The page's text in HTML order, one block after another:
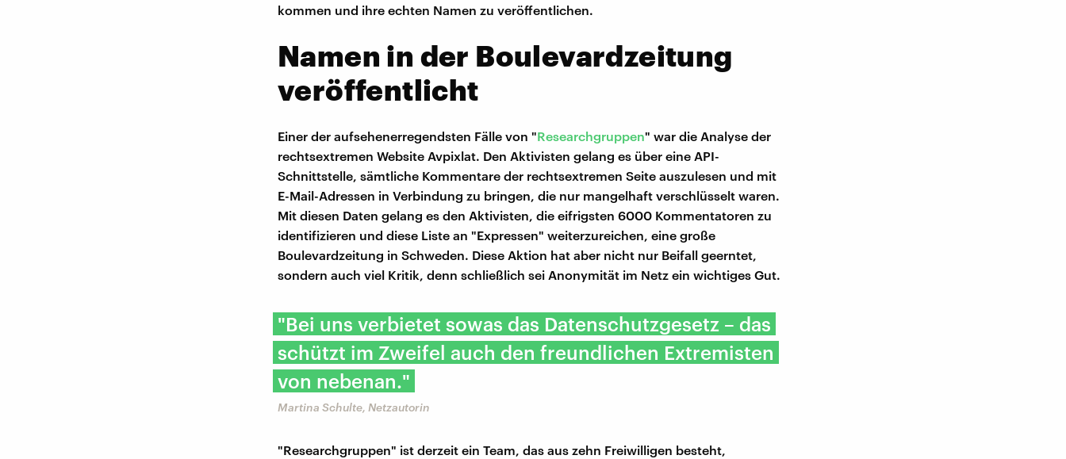
kommen und ihre echten Namen zu veröffentlichen.
Namen in der Boulevardzeitung
veröffentlicht
Einer der aufsehenerregendsten Fälle von "Researchgruppen" war die Analyse der
rechtsextremen Website Avpixlat. Den Aktivisten gelang es über eine API-
Schnittstelle, sämtliche Kommentare der rechtsextremen Seite auszulesen und mit
E-Mail-Adressen in Verbindung zu bringen, die nur mangelhaft verschlüsselt waren.
Mit diesen Daten gelang es den Aktivisten, die eifrigsten 6000 Kommentatoren zu
identifizieren und diese Liste an "Expressen" weiterzureichen, eine große
Boulevardzeitung in Schweden. Diese Aktion hat aber nicht nur Beifall geerntet,
sondern auch viel Kritik, denn schließlich sei Anonymität im Netz ein wichtiges Gut.
"Bei uns verbietet sowas das Datenschutzgesetz – das
schützt im Zweifel auch den freundlichen Extremisten
von nebenan."
Martina Schulte, Netzautorin
"Researchgruppen" ist derzeit ein Team, das aus zehn Freiwilligen besteht,